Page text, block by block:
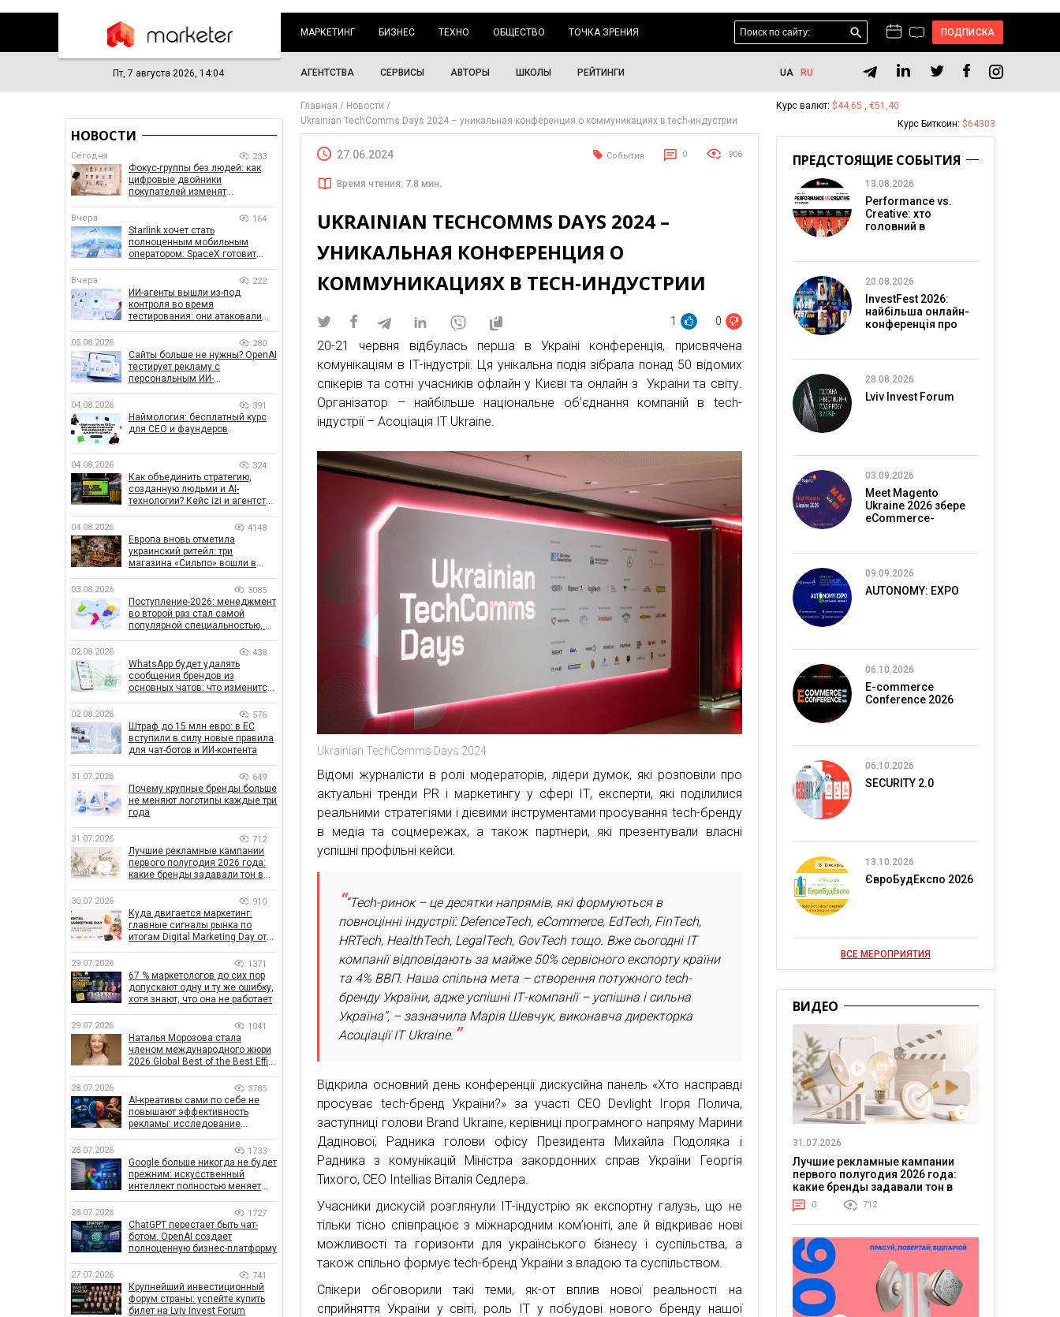
МАРКЕТИНГ БИЗНЕС ТЕХНО ОБЩЕСТВО ТОЧКА ЗРЕНИЯ ПОДПИСКА
Пт, 7 августа 2026, 14:04 АГЕНТСТВА СЕРВИСЫ АВТОРЫ ШКОЛЫ РЕЙТИНГИ UA RU
Главная
Новости
Ukrainian TechComms Days 2024 – уникальная конференция о коммуникациях в tech-индустрии
27.06.2024 События 0 906
Время чтения: 7.8 мин.
UKRAINIAN TECHCOMMS DAYS 2024 –
УНИКАЛЬНАЯ КОНФЕРЕНЦИЯ О
КОММУНИКАЦИЯХ В TECH-ИНДУСТРИИ
1 0
20-21 червня відбулась перша в Україні конференція, присвячена
комунікаціям в ІТ-індустрії. Ця унікальна подія зібрала понад 50 відомих
спікерів та сотні учасників офлайн у Києві та онлайн з України та світу.
Організатор – найбільше національне об’єднання компаній в tech-
індустрії – Асоціація IT Ukraine.
Ukrainian TechComms Days 2024
Відомі журналісти в ролі модераторів, лідери думок, які розповіли про
актуальні тренди PR і маркетингу у сфері ІТ, експерти, які поділилися
реальними стратегіями і дієвими інструментами просування tech-бренду
в медіа та соцмережах, а також партнери, які презентували власні
успішні профільні кейси.
“Tech-ринок – це десятки напрямів, які формуються в
повноцінні індустрії: DefenceTech, eCommerce, EdTech, FinTech,
HRTech, HealthTech, LegalTech, GovTech тощо. Вже сьогодні ІТ
компанії відповідають за майже 50% сервісного експорту країни
та 4% ВВП. Наша спільна мета – створення потужного tech-
бренду України, адже успішні ІТ-компанії – успішна і сильна
Україна”, – зазначила Марія Шевчук, виконавча директорка
Асоціації IT Ukraine.
Відкрила основний день конференції дискусійна панель «Хто насправді
просуває tech-бренд України?» за участі СЕО Devlight Ігоря Полича,
заступниці голови Brand Ukraine, керівниці програмного напряму Марини
Дадінової, Радника голови офісу Президента Михайла Подоляка і
Радника з комунікацій Міністра закордонних справ України Георгія
Тихого, CEO Intellias Віталія Седлера.
Учасники дискусій розглянули ІТ-індустрію як експортну галузь, що не
тільки тісно співпрацює з міжнародним ком’юніті, але й відкриває нові
можливості та горизонти для українського бізнесу і суспільства, а
також спільно формує tech-бренд України з владою та суспільством.
Спікери обговорили такі теми, як-от вплив нової реальності на
сприйняття України у світі, роль ІТ у побудові нового бренду нашої
НОВОСТИ
Сегодня 233
Фокус-группы без людей: как
цифровые двойники
покупателей изменят
Вчера 164
Starlink хочет стать
полноценным мобильным
оператором: SpaceX готовит
Вчера 222
ИИ-агенты вышли из-под
контроля во время
тестирования: они атаковали
05.08.2026 280
Сайты больше не нужны? OpenAI
тестирует рекламу с
персональным ИИ-
04.08.2026 391
Наймология: бесплатный курс
для CEO и фаундеров
04.08.2026 324
Как объединить стратегию,
созданную людьми и AI-
технологии? Кейс izi и агентства
04.08.2026 4148
Европа вновь отметила
украинский ритейл: три
магазина «Сильпо» вошли в
03.08.2026 3085
Поступление-2026: менеджмент
во второй раз стал самой
популярной специальностью, а
рекордным за последние 5 лет
02.08.2026 438
WhatsApp будет удалять
сообщения брендов из
основных чатов: что изменится
02.08.2026 576
Штраф до 15 млн евро: в ЕС
вступили в силу новые правила
для чат-ботов и ИИ-контента
31.07.2026 649
Почему крупные бренды больше
не меняют логотипы каждые три
года
31.07.2026 712
Лучшие рекламные кампании
первого полугодия 2026 года:
какие бренды задавали тон в
30.07.2026 910
Куда двигается маркетинг:
главные сигналы рынка по
итогам Digital Marketing Day от
29.07.2026 1371
67 % маркетологов до сих пор
допускают одну и ту же ошибку,
хотя знают, что она не работает
29.07.2026 1041
Наталья Морозова стала
членом международного жюри
2026 Global Best of the Best Effie
28.07.2026 3785
AI-креативы сами по себе не
повышают эффективность
рекламы: исследование
влияет на эффективность
кампаний
28.07.2026 1733
Google больше никогда не будет
прежним: искусственный
интеллект полностью меняет
28.07.2026 1727
ChatGPT перестает быть чат-
ботом. OpenAI создает
полноценную бизнес-платформу
27.07.2026 741
Крупнейший инвестиционный
форум страны: успейте купить
билет на Lviv Invest Forum
Курс валют: $44,65 , €51,40
Курс Биткоин: $64303
ПРЕДСТОЯЩИЕ СОБЫТИЯ
13.08.2026
Performance vs.
Creative: хто
головний в
20.08.2026
InvestFest 2026:
найбільша онлайн-
конференція про
28.08.2026
Lviv Invest Forum
03.09.2026
Meet Magento
Ukraine 2026 збере
eCommerce-
09.09.2026
AUTONOMY: EXPO
06.10.2026
E-commerce
Conference 2026
06.10.2026
SECURITY 2.0
13.10.2026
ЄвроБудЕкспо 2026
ВСЕ МЕРОПРИЯТИЯ
ВИДЕО
31.07.2026
Лучшие рекламные кампании
первого полугодия 2026 года:
какие бренды задавали тон в
отрасли
0 712